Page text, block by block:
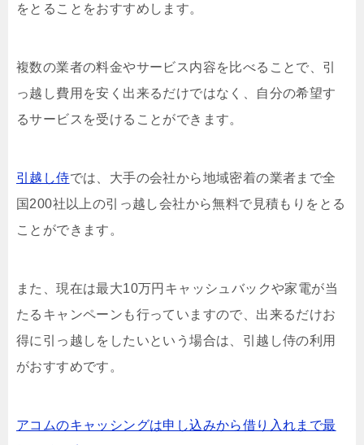
をとることをおすすめします。
複数の業者の料金やサービス内容を比べることで、引
っ越し費用を安く出来るだけではなく、自分の希望す
るサービスを受けることができます。
引越し侍では、大手の会社から地域密着の業者まで全
国200社以上の引っ越し会社から無料で見積もりをとる
ことができます。
また、現在は最大10万円キャッシュバックや家電が当
たるキャンペーンも行っていますので、出来るだけお
得に引っ越しをしたいという場合は、引越し侍の利用
がおすすめです。
アコムのキャッシングは申し込みから借り入れまで最